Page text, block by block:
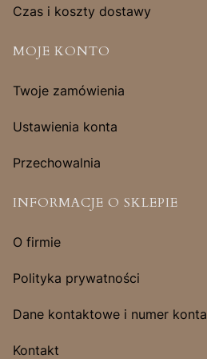
Czas i koszty dostawy
MOJE KONTO
Twoje zamówienia
Ustawienia konta
Przechowalnia
INFORMACJE O SKLEPIE
O firmie
Polityka prywatności
Dane kontaktowe i numer konta
Kontakt